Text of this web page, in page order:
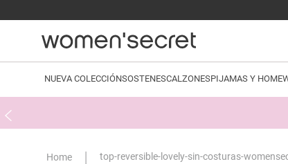
NUEVA COLECCIÓNSOSTENESCALZONESPIJAMAS Y
top-reversible-lovely-sin-costuras-